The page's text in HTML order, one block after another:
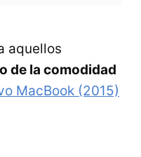
aquellos
de la comodidad
MacBook (2015)